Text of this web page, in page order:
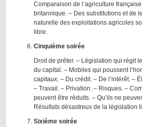
Comparaison de l’agriculture
britannique. – Des substitutions et de
naturelle des exploitations agricoles
libre.
Cinquième soirée
Droit de prêter. – Législation qui régit
du capital. – Mobiles qui poussent
capitaux. – Du crédit. – De l’intérêt. –
– Travail. – Privation. – Risques. –
peuvent être réduits. – Qu’ils ne
Résultats désastreux de la législation
Sixième soirée